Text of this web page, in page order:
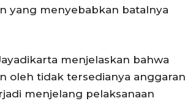
yang menyebabkan batalnya
menjelaskan bahwa
oleh tidak tersedianya
menjelang pelaksanaan